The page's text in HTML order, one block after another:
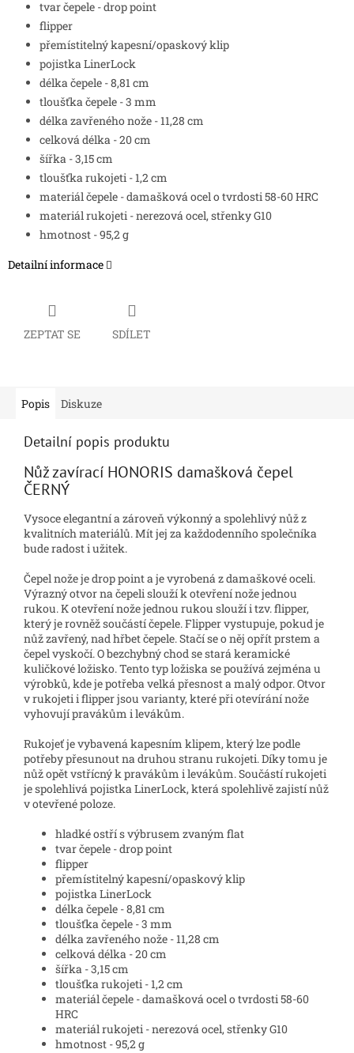
tvar čepele - drop point
flipper
přemístitelný kapesní/opaskový klip
pojistka LinerLock
délka čepele - 8,81 cm
tloušťka čepele - 3 mm
délka zavřeného nože - 11,28 cm
celková délka - 20 cm
šířka - 3,15 cm
tloušťka rukojeti - 1,2 cm
materiál čepele - damašková ocel o tvrdosti 58-60 HRC
materiál rukojeti - nerezová ocel, střenky G10
hmotnost - 95,2 g
Detailní informace
ZEPTAT SE SDÍLET
Popis Diskuze
Detailní popis produktu
Nůž zavírací HONORIS damašková čepel
ČERNÝ
Vysoce elegantní a zároveň výkonný a spolehlivý nůž z
kvalitních materiálů. Mít jej za každodenního společníka
bude radost i užitek.
Čepel nože je drop point a je vyrobená z damaškové oceli.
Výrazný otvor na čepeli slouží k otevření nože jednou
rukou. K otevření nože jednou rukou slouží i tzv. flipper,
který je rovněž součástí čepele. Flipper vystupuje, pokud je
nůž zavřený, nad hřbet čepele. Stačí se o něj opřít prstem a
čepel vyskočí. O bezchybný chod se stará keramické
kuličkové ložisko. Tento typ ložiska se používá zejména u
výrobků, kde je potřeba velká přesnost a malý odpor. Otvor
v rukojeti i flipper jsou varianty, které při otevírání nože
vyhovují pravákům i levákům.
Rukojeť je vybavená kapesním klipem, který lze podle
potřeby přesunout na druhou stranu rukojeti. Díky tomu je
nůž opět vstřícný k pravákům i levákům. Součástí rukojeti
je spolehlivá pojistka LinerLock, která spolehlivě zajistí nůž
v otevřené poloze.
hladké ostří s výbrusem zvaným flat
tvar čepele - drop point
flipper
přemístitelný kapesní/opaskový klip
pojistka LinerLock
délka čepele - 8,81 cm
tloušťka čepele - 3 mm
délka zavřeného nože - 11,28 cm
celková délka - 20 cm
šířka - 3,15 cm
tloušťka rukojeti - 1,2 cm
materiál čepele - damašková ocel o tvrdosti 58-60
HRC
materiál rukojeti - nerezová ocel, střenky G10
hmotnost - 95,2 g